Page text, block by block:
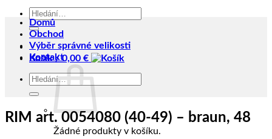
Hledat:
Košík /0,00 €
Žádné produkty v košíku.
Domů
Obchod
Výběr správné velikosti
Kontakt
Hledat:
RIM art. 0054080 (40-49) – braun, 48